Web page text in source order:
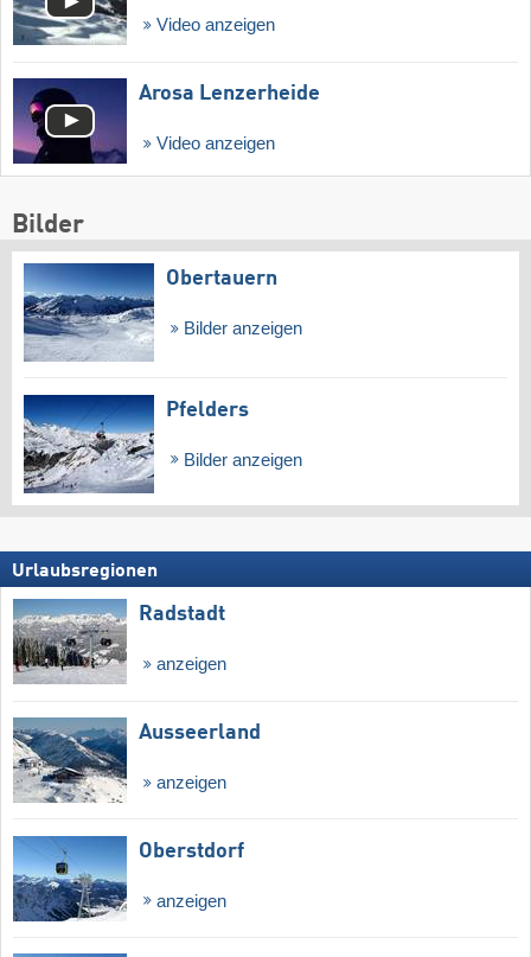
Video anzeigen
Arosa Lenzerheide
Video anzeigen
Bilder
Obertauern
Bilder anzeigen
Pfelders
Bilder anzeigen
Urlaubsregionen
Radstadt
anzeigen
Ausseerland
anzeigen
Oberstdorf
anzeigen